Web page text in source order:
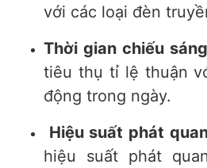
với các loại đèn
Thời gian chiếu
tiêu thụ tỉ lệ thuận
động trong ngày.
Hiệu suất phát
hiệu suất phát